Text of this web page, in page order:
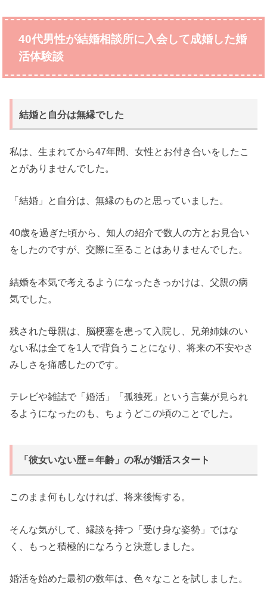
40代男性が結婚相談所に入会して成婚した婚
活体験談
結婚と自分は無縁でした
私は、生まれてから47年間、女性とお付き合いをしたこ
とがありませんでした。
「結婚」と自分は、無縁のものと思っていました。
40歳を過ぎた頃から、知人の紹介で数人の方とお見合い
をしたのですが、交際に至ることはありませんでした。
結婚を本気で考えるようになったきっかけは、父親の病
気でした。
残された母親は、脳梗塞を患って入院し、兄弟姉妹のい
ない私は全てを1人で背負うことになり、将来の不安やさ
みしさを痛感したのです。
テレビや雑誌で「婚活」「孤独死」という言葉が見られ
るようになったのも、ちょうどこの頃のことでした。
「彼女いない歴＝年齢」の私が婚活スタート
このまま何もしなければ、将来後悔する。
そんな気がして、縁談を持つ「受け身な姿勢」ではな
く、もっと積極的になろうと決意しました。
婚活を始めた最初の数年は、色々なことを試しました。